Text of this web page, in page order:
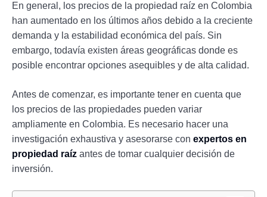
En general, los precios de la propiedad raíz en Colombia
han aumentado en los últimos años debido a la creciente
demanda y la estabilidad económica del país. Sin
embargo, todavía existen áreas geográficas donde es
posible encontrar opciones asequibles y de alta calidad.
Antes de comenzar, es importante tener en cuenta que
los precios de las propiedades pueden variar
ampliamente en Colombia. Es necesario hacer una
investigación exhaustiva y asesorarse con expertos en
propiedad raíz antes de tomar cualquier decisión de
inversión.